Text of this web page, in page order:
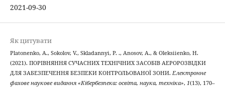
2021-09-30
Як цитувати
Platonenko, A., Sokolov, V., Skladannyi, P. ., Anosov, A., & Oleksiienko, H.
(2021). ПОРІВНЯННЯ СУЧАСНИХ ТЕХНІЧНИХ ЗАСОБІВ АЕРОРОЗВІДКИ
ДЛЯ ЗАБЕЗПЕЧЕННЯ БЕЗПЕКИ КОНТРОЛЬОВАНОЇ ЗОНИ. Електронне
фахове наукове видання «Кібербезпека: освіта, наука, техніка», 1(13), 170–